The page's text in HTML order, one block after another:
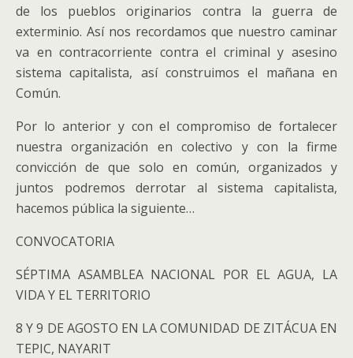
de los pueblos originarios contra la guerra de
exterminio. Así nos recordamos que nuestro caminar
va en contracorriente contra el criminal y asesino
sistema capitalista, así construimos el mañana en
Común.
Por lo anterior y con el compromiso de fortalecer
nuestra organización en colectivo y con la firme
convicción de que solo en común, organizados y
juntos podremos derrotar al sistema capitalista,
hacemos pública la siguiente…
CONVOCATORIA
SÉPTIMA ASAMBLEA NACIONAL POR EL AGUA, LA
VIDA Y EL TERRITORIO
8 Y 9 DE AGOSTO EN LA COMUNIDAD DE ZITÁCUA EN
TEPIC, NAYARIT